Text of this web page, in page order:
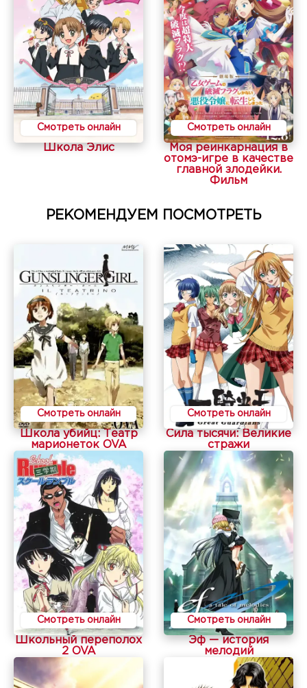
Смотреть онлайн
Школа Элис
Смотреть онлайн
Моя реинкарнация в
отомэ-игре в качестве
главной злодейки.
Фильм
РЕКОМЕНДУЕМ ПОСМОТРЕТЬ
Смотреть онлайн
Школа убийц: Театр
марионеток OVA
Смотреть онлайн
Сила тысячи: Великие
стражи
Смотреть онлайн
Школьный переполох
2 OVA
Смотреть онлайн
Эф — история
мелодий